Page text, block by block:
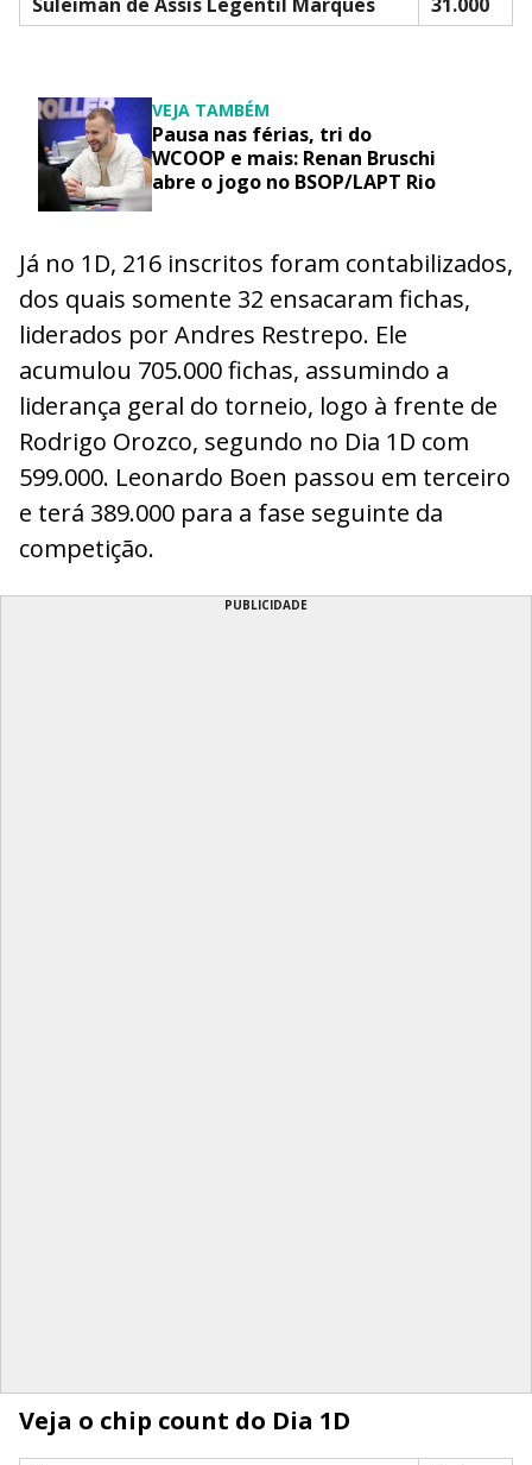
VEJA TAMBÉM
Pausa nas férias, tri do
WCOOP e mais: Renan Bruschi
abre o jogo no BSOP/LAPT Rio
Já no 1D, 216 inscritos foram contabilizados,
dos quais somente 32 ensacaram fichas,
liderados por Andres Restrepo. Ele
acumulou 705.000 fichas, assumindo a
liderança geral do torneio, logo à frente de
Rodrigo Orozco, segundo no Dia 1D com
599.000. Leonardo Boen passou em terceiro
e terá 389.000 para a fase seguinte da
competição.
PUBLICIDADE
Veja o chip count do Dia 1D